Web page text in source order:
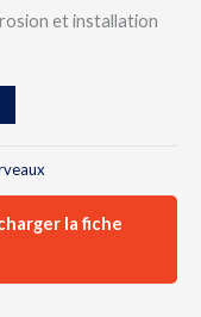
et installation
la fiche